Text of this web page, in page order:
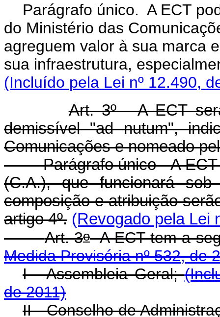
Parágrafo único. A ECT
do Ministério das
agreguem valor à sua marca
sua infraestrutura,
(Incluído pela Lei nº 12.490,
Art. 3º - A ECT
demissível "ad nutum",
Comunicações e nomeado
Parágrafo único - A
(C.A.), que funcionará
composição e atribuição
artigo 4º. (Revogado pela Lei
Art. 3oA ECT tem a
Medida Provisória nº 532, de
I - Assembleia Geral;
de 2011)
II - Conselho de